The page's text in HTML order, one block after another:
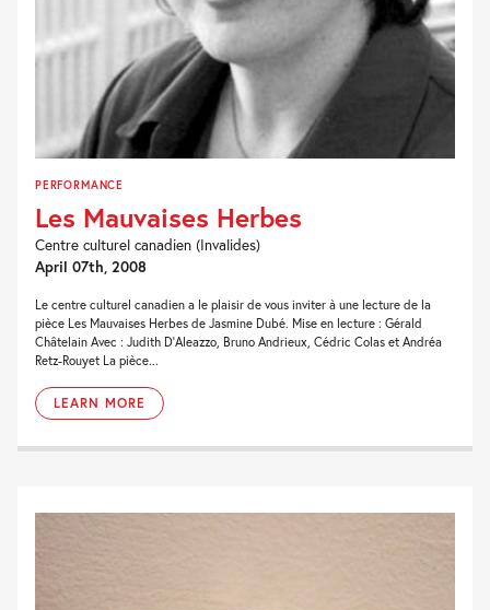
PERFORMANCE
Les Mauvaises Herbes
Centre culturel canadien (Invalides)
April 07th, 2008
Le centre culturel canadien a le plaisir de vous inviter à une lecture de la
pièce Les Mauvaises Herbes de Jasmine Dubé. Mise en lecture : Gérald
Châtelain Avec : Judith D’Aleazzo, Bruno Andrieux, Cédric Colas et Andréa
Retz-Rouyet La pièce...
LEARN MORE